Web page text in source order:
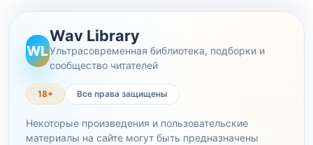
WL
Wav Library
Ультрасовременная библиотека, подборки и
сообщество читателей
18+ Все права защищены
Некоторые произведения и пользовательские
материалы на сайте могут быть предназначены